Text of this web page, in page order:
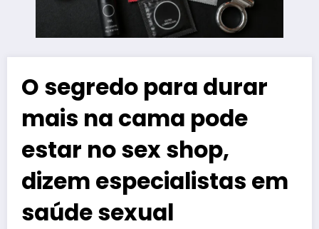
O segredo para durar
mais na cama pode
estar no sex shop,
dizem especialistas em
saúde sexual